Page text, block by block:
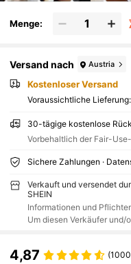
Menge:
Versand nach Austria
Kostenloser Versand
Voraussichtliche Lieferung:
30-tägige kostenlose
Vorbehaltlich der Fair-
Sichere Zahlungen ·
Verkauft und versendet
SHEIN
Informationen und
Um diesen Verkäufer und/
4,87